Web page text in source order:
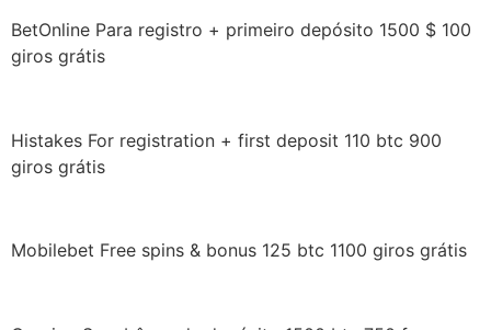
BetOnline Para registro + primeiro depósito 1500 $ 100
giros grátis
Histakes For registration + first deposit 110 btc 900
giros grátis
Mobilebet Free spins & bonus 125 btc 1100 giros grátis